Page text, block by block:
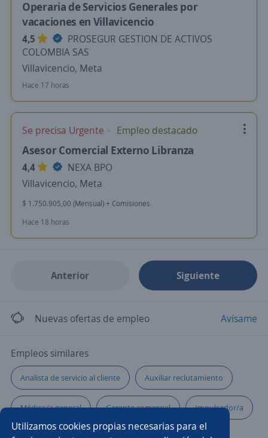
Utilizamos cookies propias necesarias para el
Operaria de Servicios Generales por
vacaciones en Villavicencio
4,5
PROSEGUR GESTION DE ACTIVOS
COLOMBIA SAS
Villavicencio, Meta
Hace 17 horas
Se precisa Urgente Empleo destacado
Asesor Comercial Externo Libranza
4,4
NEXA BPO
Villavicencio, Meta
$ 1.750.905,00 (Mensual) + Comisiones
Hace 18 horas
Anterior Siguiente
Nuevas ofertas de empleo Avísame
Empleos similares
Analista de servicio al cliente Auxiliar reclutamiento
Médico/a general Gerente comercial Impulsador/a